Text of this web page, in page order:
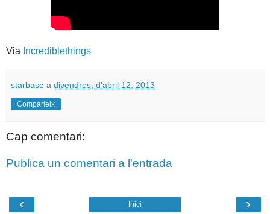
Via Incrediblethings
starbase a divendres, d’abril 12, 2013
Comparteix
Cap comentari:
Publica un comentari a l'entrada
‹ ›
Inici